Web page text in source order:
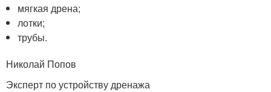
мягкая дрена;
лотки;
трубы.
Николай Попов
Эксперт по устройству дренажа